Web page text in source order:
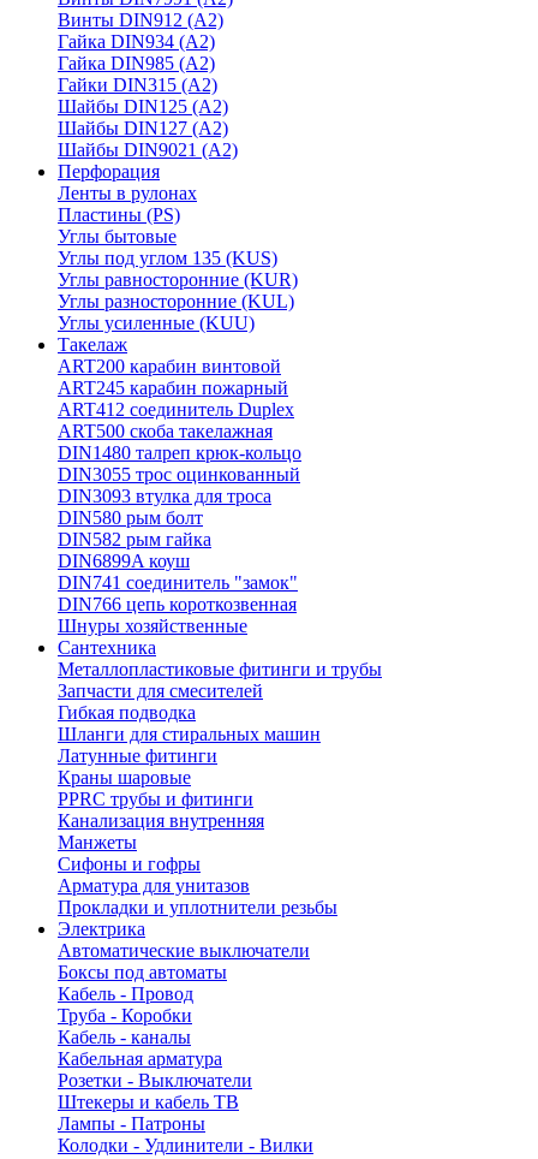
Винты DIN912 (A2)
Гайка DIN934 (A2)
Гайка DIN985 (A2)
Гайки DIN315 (A2)
Шайбы DIN125 (A2)
Шайбы DIN127 (A2)
Шайбы DIN9021 (A2)
Перфорация
Ленты в рулонах
Пластины (PS)
Углы бытовые
Углы под углом 135 (KUS)
Углы равносторонние (KUR)
Углы разносторонние (KUL)
Углы усиленные (KUU)
Такелаж
ART200 карабин винтовой
ART245 карабин пожарный
ART412 соединитель Duplex
ART500 скоба такелажная
DIN1480 талреп крюк-кольцо
DIN3055 трос оцинкованный
DIN3093 втулка для троса
DIN580 рым болт
DIN582 рым гайка
DIN6899A коуш
DIN741 соединитель "замок"
DIN766 цепь короткозвенная
Шнуры хозяйственные
Сантехника
Металлопластиковые фитинги и трубы
Запчасти для смесителей
Гибкая подводка
Шланги для стиральных машин
Латунные фитинги
Краны шаровые
PPRC трубы и фитинги
Канализация внутренняя
Манжеты
Сифоны и гофры
Арматура для унитазов
Прокладки и уплотнители резьбы
Электрика
Автоматические выключатели
Боксы под автоматы
Кабель - Провод
Труба - Коробки
Кабель - каналы
Кабельная арматура
Розетки - Выключатели
Штекеры и кабель ТВ
Лампы - Патроны
Колодки - Удлинители - Вилки